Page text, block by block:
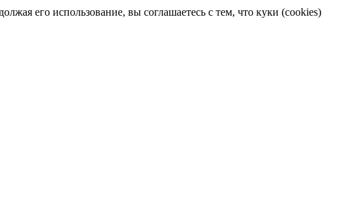
его использование, вы соглашаетесь с тем, что куки (cookies)